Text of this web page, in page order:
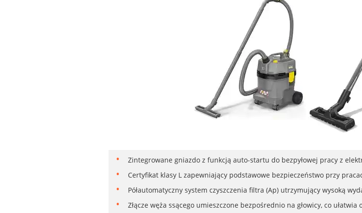
Zintegrowane gniazdo z funkcją auto-startu do bezpyłowej pracy z
Certyfikat klasy L zapewniający podstawowe bezpieczeństwo przy
Półautomatyczny system czyszczenia filtra (Ap) utrzymujący wysoką
Złącze węża ssącego umieszczone bezpośrednio na głowicy, co